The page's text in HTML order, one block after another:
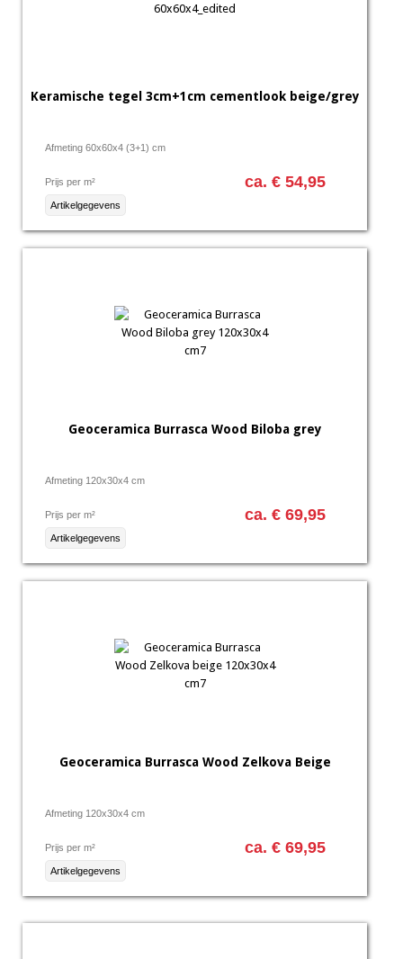
Keramische tegel 3cm+1cm cementlook beige/grey
Afmeting 60x60x4 (3+1) cm
Prijs per m² ca. € 54,95
Artikelgegevens
Geoceramica Burrasca Wood Biloba grey
Afmeting 120x30x4 cm
Prijs per m² ca. € 69,95
Artikelgegevens
Geoceramica Burrasca Wood Zelkova Beige
Afmeting 120x30x4 cm
Prijs per m² ca. € 69,95
Artikelgegevens